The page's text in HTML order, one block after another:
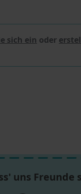
sich ein oder
uns Freunde